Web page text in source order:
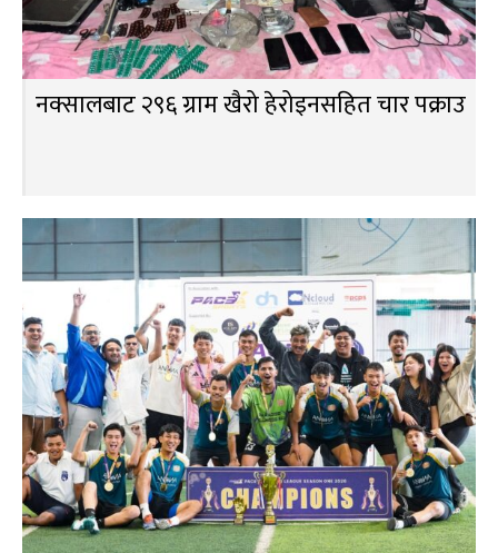
नक्सालबाट २९६ ग्राम खैरो हेरोइनसहित चार पक्राउ